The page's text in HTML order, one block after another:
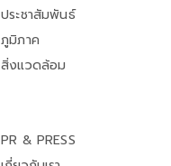
ประชาสัมพันธ์
ภูมิภาค
สิ่งแวดล้อม
PR & PRESS